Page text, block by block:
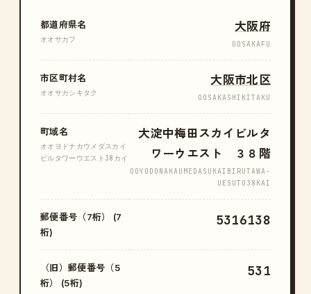
都道府県名
オオサカフ
大阪府
OOSAKAFU
市区町村名
オオサカシキタク
大阪市北区
OOSAKASHIKITAKU
町域名
オオヨドナカウメダスカイ
ビルタワーウエスト38カイ
大淀中梅田スカイビルタ
ワーウエスト ３８階
OOYODONAKAUMEDASUKAIBIRUTAWA-
UESUTO38KAI
郵便番号（7桁） (7
桁)
5316138
（旧）郵便番号（5
桁） (5桁)
531